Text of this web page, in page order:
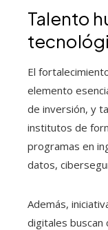
Talento
El
elemento
de inversión, y
institutos de
programas en
datos,
Además,
digitales buscan